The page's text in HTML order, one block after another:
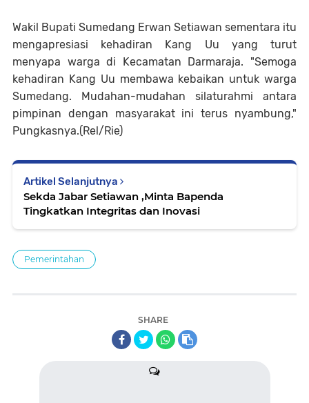
Wakil Bupati Sumedang Erwan Setiawan sementara itu
mengapresiasi kehadiran Kang Uu yang turut
menyapa warga di Kecamatan Darmaraja. "Semoga
kehadiran Kang Uu membawa kebaikan untuk warga
Sumedang. Mudahan-mudahan silaturahmi antara
pimpinan dengan masyarakat ini terus nyambung,"
Pungkasnya.(Rel/Rie)
Artikel Selanjutnya
Sekda Jabar Setiawan ,Minta Bapenda
Tingkatkan Integritas dan Inovasi
Pemerintahan
SHARE